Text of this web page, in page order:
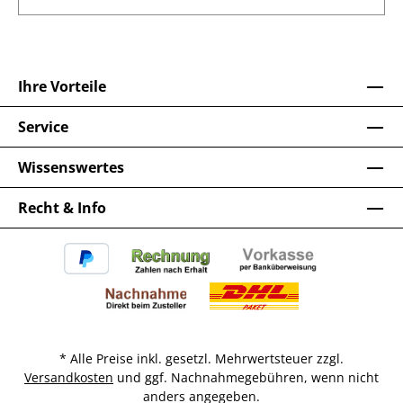
Recht & Info
Ihre Vorteile
Service
Wissenswertes
* Alle Preise inkl. gesetzl. Mehrwertsteuer zzgl.
Versandkosten und ggf. Nachnahmegebühren, wenn nicht
anders angegeben.